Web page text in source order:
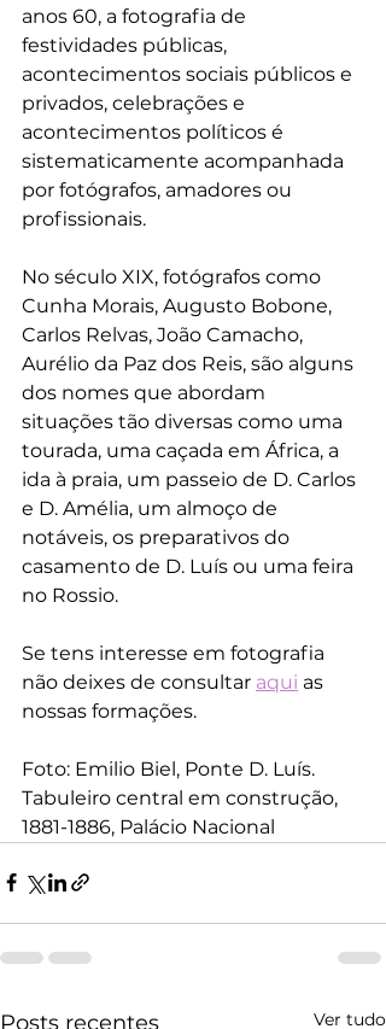
anos 60, a fotografia de
festividades públicas,
acontecimentos sociais públicos e
privados, celebrações e
acontecimentos políticos é
sistematicamente acompanhada
por fotógrafos, amadores ou
profissionais.
No século XIX, fotógrafos como
Cunha Morais, Augusto Bobone,
Carlos Relvas, João Camacho,
Aurélio da Paz dos Reis, são alguns
dos nomes que abordam
situações tão diversas como uma
tourada, uma caçada em África, a
ida à praia, um passeio de D. Carlos
e D. Amélia, um almoço de
notáveis, os preparativos do
casamento de D. Luís ou uma feira
no Rossio.
Se tens interesse em fotografia
não deixes de consultar aqui as
nossas formações.
Foto: Emilio Biel, Ponte D. Luís.
Tabuleiro central em construção,
1881-1886, Palácio Nacional
Posts recentes Ver tudo